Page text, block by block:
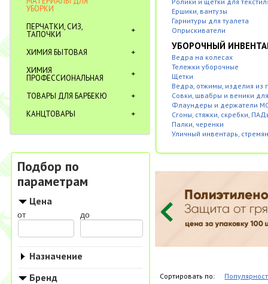
УБОРКИ
ПЕРЧАТКИ, СИЗ,
ТАПОЧКИ
ХИМИЯ БЫТОВАЯ
ХИМИЯ
ПРОФЕССИОНАЛЬНАЯ
ТОВАРЫ ДЛЯ БАРБЕКЮ
КАНЦТОВАРЫ
Подбор по
параметрам
Цена
от до
Назначение
Бренд
Ершики, вантузы
Гарнитуры для туалета
Опрыскиватели
УБОРОЧНЫЙ
Ведра на колесах
Тележки уборочные
Щетки
Ведра, отжимы, изделия из
Совки, швабры и веники
Флаундеры и держатели
Сгоны, стяжки, скребки,
Палки, черенки
Уличный инвентарь,
Сортировать по: